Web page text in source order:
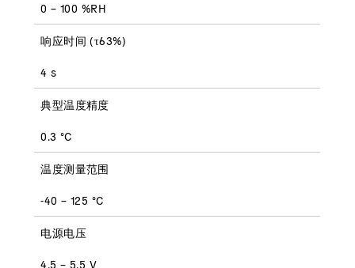
0 – 100 %RH
响应时间 (τ63%)
4 s
典型温度精度
0.3 °C
温度测量范围
-40 – 125 °C
电源电压
4.5 – 5.5 V